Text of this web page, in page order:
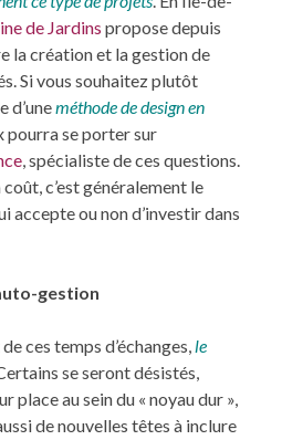
de Jardins propose depuis
la création et la gestion de
Si vous souhaitez plutôt
d’uneméthode de design en
pourra se porter sur
, spécialiste de ces questions.
c’est généralement le
ou non d’investir dans
gestion
ces temps d’échanges,le
se seront désistés,
place au sein du « noyau dur »,
de nouvelles têtes à inclure